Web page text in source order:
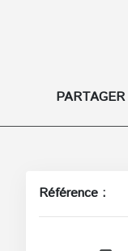
PARTAGER
Référence :